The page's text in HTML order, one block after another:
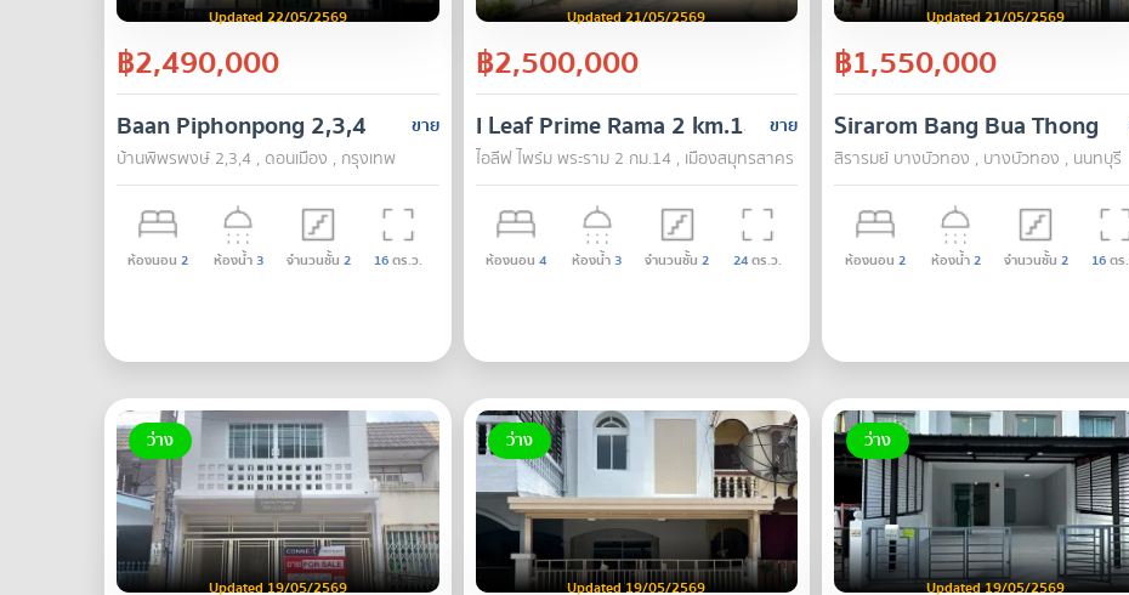
Updated 22/05/2569
฿2,490,000
ขาย
Baan Piphonpong 2,3,4
บ้านพิพรพงษ์ 2,3,4 , ดอนเมือง , กรุงเทพ
ห้องนอน 2 ห้องน้ำ3 จำนวนชั้น 2 16ตร.ว.
Updated 21/05/2569
฿2,500,000
ขาย
I Leaf Prime Rama 2 km.14
ไอลีฟ ไพร์ม พระราม 2 กม.14 , เมืองสมุทรสาคร , สมุทรสาคร
ห้องนอน 4 ห้องน้ำ3 จำนวนชั้น 2 24ตร.ว.
Updated 21/05/2569
฿1,550,000
Sirarom Bang Bua Thong
สิรารมย์ บางบัวทอง , บางบัวทอง , นนทบุรี
ห้องนอน 2 ห้องน้ำ2 จำนวนชั้น 2 16ตร
ว่าง
Updated 19/05/2569
ว่าง
Updated 19/05/2569
ว่าง
Updated 19/05/2569